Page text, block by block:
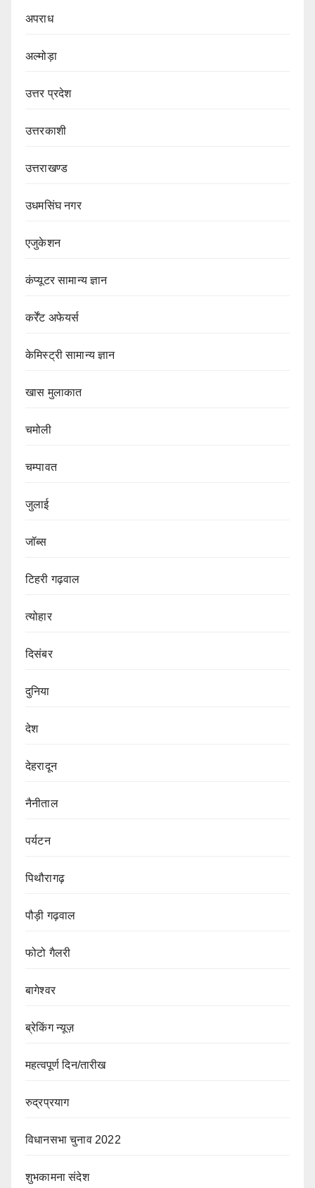
अपराध
अल्मोड़ा
उत्तर प्रदेश
उत्तरकाशी
उत्तराखण्ड
उधमसिंघ नगर
एजुकेशन
कंप्यूटर सामान्य ज्ञान
कर्रेंट अफेयर्स
केमिस्ट्री सामान्य ज्ञान
खास मुलाकात
चमोली
चम्पावत
जुलाई
जॉब्स
टिहरी गढ़वाल
त्योहार
दिसंबर
दुनिया
देश
देहरादून
नैनीताल
पर्यटन
पिथौरागढ़
पौड़ी गढ़वाल
फोटो गैलरी
बागेश्वर
ब्रेकिंग न्यूज़
महत्वपूर्ण दिन/तारीख
रुद्रप्रयाग
विधानसभा चुनाव 2022
शुभकामना संदेश